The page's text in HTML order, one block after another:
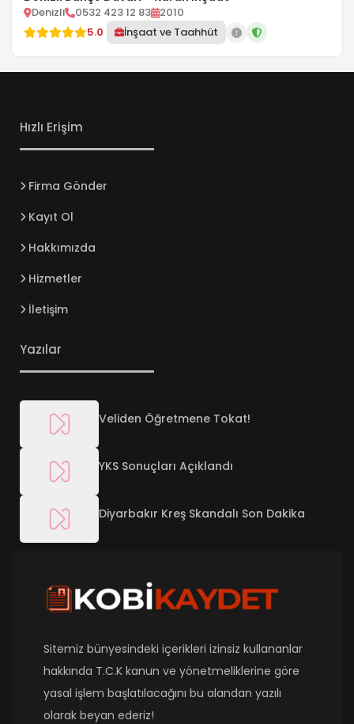
Denizli 0532 423 12 83 2010
5.0
İnşaat ve Taahhüt
Hızlı Erişim
Firma Gönder
Kayıt Ol
Hakkımızda
Hizmetler
İletişim
Yazılar
Veliden Öğretmene Tokat!
YKS Sonuçları Açıklandı
Diyarbakır Kreş Skandalı Son Dakika
Sitemiz bünyesindeki içerikleri izinsiz kullananlar
hakkında T.C.K kanun ve yönetmeliklerine göre
yasal işlem başlatılacağını bu alandan yazılı
olarak beyan ederiz!